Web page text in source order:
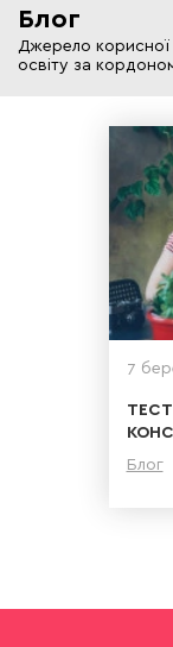
Блог
Джерело корисної
освіту за
7
Блог